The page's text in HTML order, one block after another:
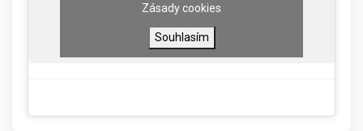
Zásady cookies
Souhlasím